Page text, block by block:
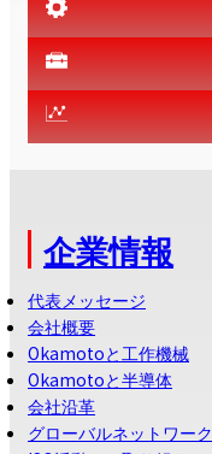
企業情報
代表メッセージ
会社概要
Okamotoと工作機械
Okamotoと半導体
会社沿革
グローバルネットワーク